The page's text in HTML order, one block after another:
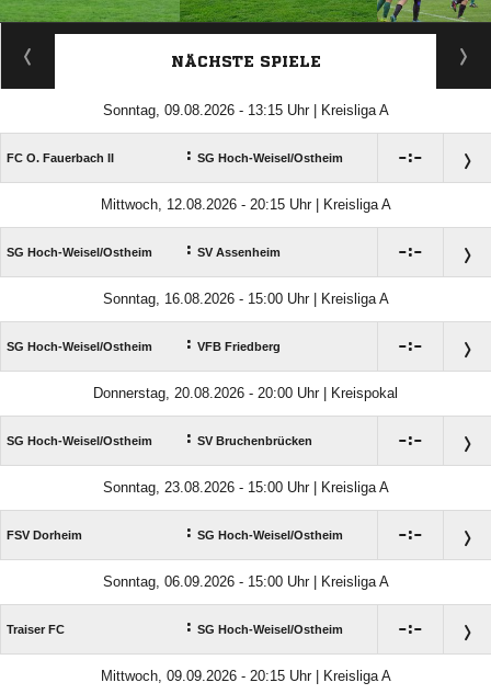
ANZEIGE
NÄCHSTE SPIELE
Sonntag, 09.08.2026 - 13:15 Uhr | Kreisliga A
FC O. Fauerbach II : SG Hoch-Weisel/​Ostheim :
Mittwoch, 12.08.2026 - 20:15 Uhr | Kreisliga A
SG Hoch-Weisel/​Ostheim : SV Assenheim :
Sonntag, 16.08.2026 - 15:00 Uhr | Kreisliga A
SG Hoch-Weisel/​Ostheim : VFB Friedberg :
Donnerstag, 20.08.2026 - 20:00 Uhr | Kreispokal
SG Hoch-Weisel/​Ostheim : SV Bruchenbrücken :
Sonntag, 23.08.2026 - 15:00 Uhr | Kreisliga A
FSV Dorheim : SG Hoch-Weisel/​Ostheim :
Sonntag, 06.09.2026 - 15:00 Uhr | Kreisliga A
Traiser FC : SG Hoch-Weisel/​Ostheim :
Mittwoch, 09.09.2026 - 20:15 Uhr | Kreisliga A